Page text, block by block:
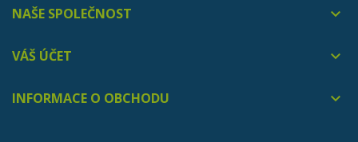
NAŠE SPOLEČNOST 
VÁŠ ÚČET 
INFORMACE O OBCHODU 